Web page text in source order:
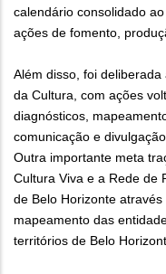
calendário consolidado
ações de fomento,
Além disso, foi
da Cultura, com ações
diagnósticos,
comunicação e
Outra importante meta
Cultura Viva e a Rede de
de Belo Horizonte
mapeamento das
territórios de Belo